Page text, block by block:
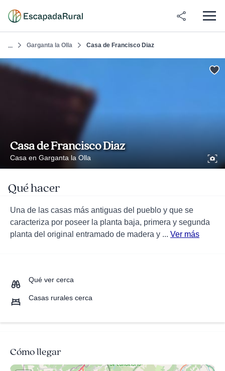
... Garganta la Olla Casa de Francisco Diaz
Casa de Francisco Diaz
Casa en Garganta la Olla
Qué hacer
Una de las casas más antiguas del pueblo y que se
caracteriza por poseer la planta baja, primera y segunda
planta del original entramado de madera y ... Ver más
Qué ver cerca
Casas rurales cerca
Cómo llegar